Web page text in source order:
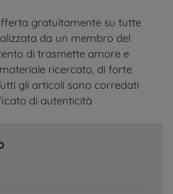
gratuitamente su tutte
da un membro del
di trasmette amore e
ricercato, di forte
gli articoli sono corredati
di autenticità